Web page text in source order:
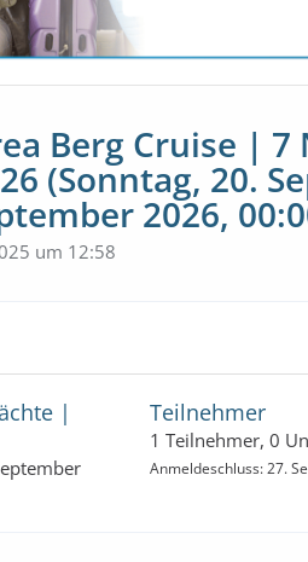
Berg Cruise | 7
(Sonntag, 20.
2026,
um 12:58
|
Teilnehmer
1 Teilnehmer, 0
Anmeldeschluss: 27.